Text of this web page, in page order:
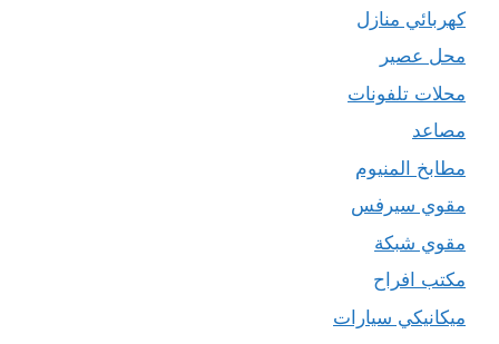
كهربائي منازل
محل عصير
محلات تلفونات
مصاعد
مطابخ المنيوم
مقوي سيرفس
مقوي شبكة
مكتب افراح
ميكانيكي سيارات